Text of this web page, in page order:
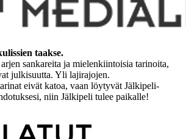
taakse.
sankareita ja mielenkiintoisia tarinoita,
julkisuutta. Yli lajirajojen.
eivät katoa, vaan löytyvät Jälkipeli-
niin Jälkipeli tulee paikalle!